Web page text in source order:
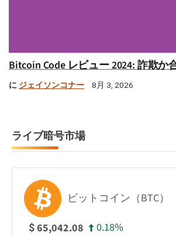
Bitcoin Code レビュー 2024: 詐欺か
に ジェイソンコナー 8月 3, 2026
ライブ暗号市場
ビットコイン（BTC）
$65,042.08 0.18%